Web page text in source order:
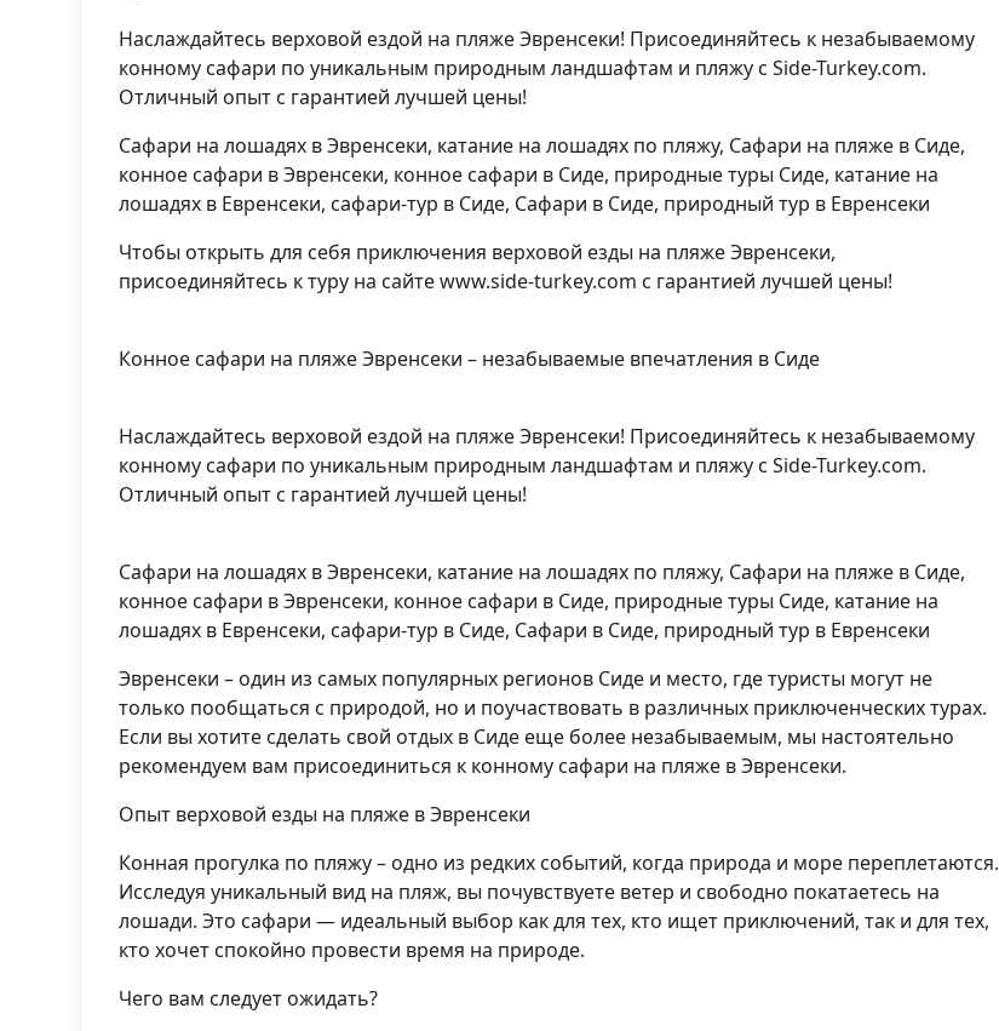
Наслаждайтесь верховой ездой на пляже Эвренсеки! Присоединяйтесь к незабываемому
конному сафари по уникальным природным ландшафтам и пляжу с Side-Turkey.com.
Отличный опыт с гарантией лучшей цены!
Сафари на лошадях в Эвренсеки, катание на лошадях по пляжу, Сафари на пляже в Сиде,
конное сафари в Эвренсеки, конное сафари в Сиде, природные туры Сиде, катание на
лошадях в Евренсеки, сафари-тур в Сиде, Сафари в Сиде, природный тур в Евренсеки
Чтобы открыть для себя приключения верховой езды на пляже Эвренсеки,
присоединяйтесь к туру на сайте www.side-turkey.com с гарантией лучшей цены!
Конное сафари на пляже Эвренсеки – незабываемые впечатления в Сиде
Наслаждайтесь верховой ездой на пляже Эвренсеки! Присоединяйтесь к незабываемому
конному сафари по уникальным природным ландшафтам и пляжу с Side-Turkey.com.
Отличный опыт с гарантией лучшей цены!
Сафари на лошадях в Эвренсеки, катание на лошадях по пляжу, Сафари на пляже в Сиде,
конное сафари в Эвренсеки, конное сафари в Сиде, природные туры Сиде, катание на
лошадях в Евренсеки, сафари-тур в Сиде, Сафари в Сиде, природный тур в Евренсеки
Эвренсеки – один из самых популярных регионов Сиде и место, где туристы могут не
только пообщаться с природой, но и поучаствовать в различных приключенческих турах.
Если вы хотите сделать свой отдых в Сиде еще более незабываемым, мы настоятельно
рекомендуем вам присоединиться к конному сафари на пляже в Эвренсеки.
Опыт верховой езды на пляже в Эвренсеки
Конная прогулка по пляжу – одно из редких событий, когда природа и море переплетаются.
Исследуя уникальный вид на пляж, вы почувствуете ветер и свободно покатаетесь на
лошади. Это сафари — идеальный выбор как для тех, кто ищет приключений, так и для тех,
кто хочет спокойно провести время на природе.
Чего вам следует ожидать?